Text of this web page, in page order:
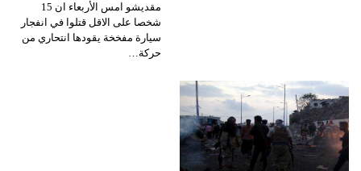
مقديشو امس الأربعاء ان 15
شخصا على الاقل قتلوا في انفجار
سيارة مفخخة يقودها انتحاري من
حركة…